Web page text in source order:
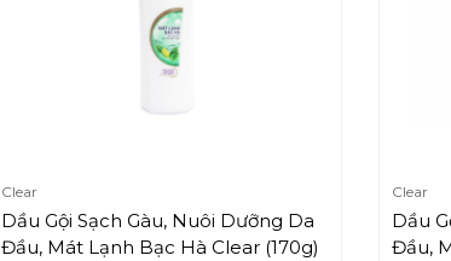
Clear
Dầu Gội Sạch Gàu, Nuôi Dưỡng Da
Đầu, Mát Lạnh Bạc Hà Clear (170g)
Clear
Dầu
Đầu,